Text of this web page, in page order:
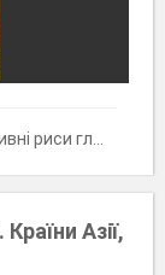
(чотири відповіді)
Азії,